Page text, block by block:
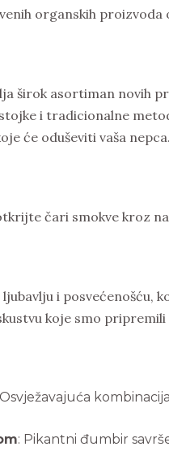
organskih proizvoda
širok asortiman novih
i tradicionalne
će oduševiti vaša
čari smokve kroz
i
koje smo pripremili
: Pikantni đumbir